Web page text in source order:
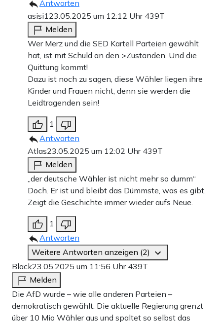
Antworten
asisi123.05.2025 um 12:12 Uhr 439T
Melden
Wer Merz und die SED Kartell Parteien gewählt
hat, ist mit Schuld an den >Zuständen. Und die
Quittung kommt!
Dazu ist noch zu sagen, diese Wähler liegen ihre
Kinder und Frauen nicht, denn sie werden die
Leidtragenden sein!
1
Antworten
Atlas23.05.2025 um 12:02 Uhr 439T
Melden
„der deutsche Wähler ist nicht mehr so dumm“
Doch. Er ist und bleibt das Dümmste, was es gibt.
Zeigt die Geschichte immer wieder aufs Neue.
1
Antworten
Weitere Antworten anzeigen (2)
Black23.05.2025 um 11:56 Uhr 439T
Melden
Die AfD wurde – wie alle anderen Parteien –
demokratisch gewählt. Die aktuelle Regierung grenzt
über 10 Mio Wähler aus und spaltet so selbst das